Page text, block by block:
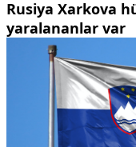
Rusiya Xarkova
yaralananlar var